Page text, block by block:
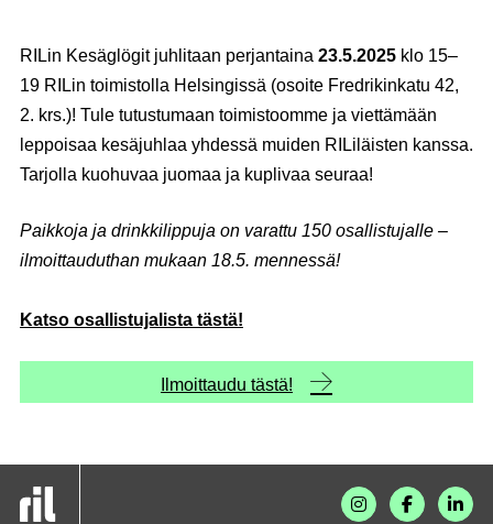
RILin Kesäglögit juhlitaan perjantaina 23.5.2025 klo 15–
19 RILin toimistolla Helsingissä (osoite Fredrikinkatu 42,
2. krs.)! Tule tutustumaan toimistoomme ja viettämään
leppoisaa kesäjuhlaa yhdessä muiden RILiläisten kanssa.
Tarjolla kuohuvaa juomaa ja kuplivaa seuraa!
Paikkoja ja drinkkilippuja on varattu 150 osallistujalle –
ilmoittauduthan mukaan 18.5. mennessä!
Katso osallistujalista tästä!
Ilmoittaudu tästä!